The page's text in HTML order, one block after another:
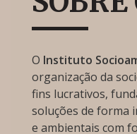
O Instituto
organização da
fins lucrativos,
soluções de forma
e ambientais com